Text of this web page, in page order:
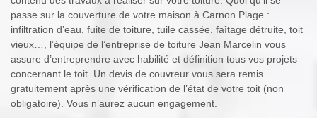
passe sur la couverture de votre maison à Carnon Plage :
infiltration d’eau, fuite de toiture, tuile cassée, faîtage détruite, toit
vieux…, l’équipe de l’entreprise de toiture Jean Marcelin vous
assure d’entreprendre avec habilité et définition tous vos projets
concernant le toit. Un devis de couvreur vous sera remis
gratuitement après une vérification de l’état de votre toit (non
obligatoire). Vous n’aurez aucun engagement.